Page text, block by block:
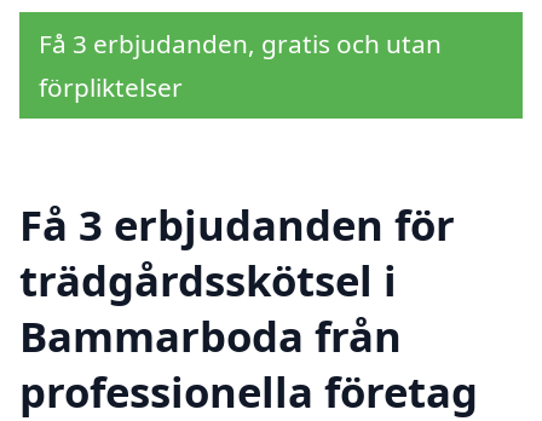
Få 3 erbjudanden, gratis och utan
förpliktelser
Få 3 erbjudanden för
trädgårdsskötsel i
Bammarboda från
professionella företag